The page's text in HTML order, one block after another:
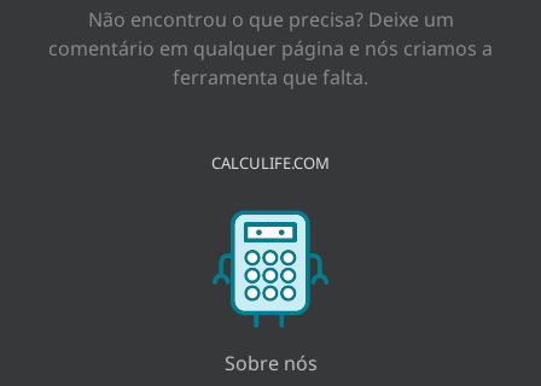
Não encontrou o que precisa? Deixe um
comentário em qualquer página e nós criamos a
ferramenta que falta.
CALCULIFE.COM
Sobre nós